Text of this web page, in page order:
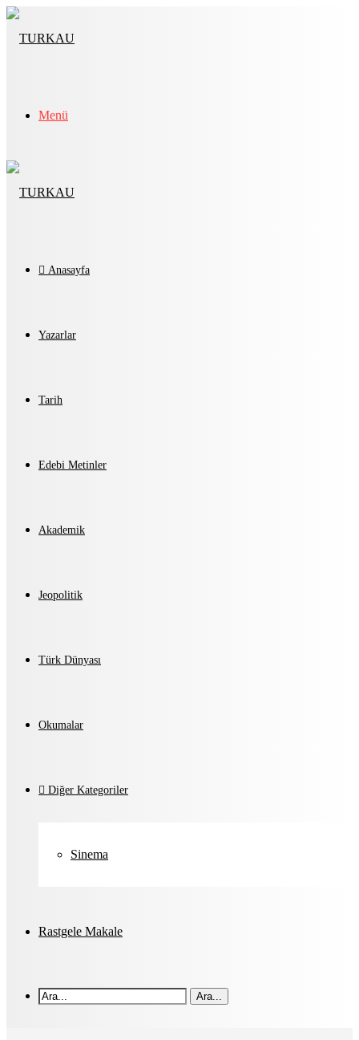
Menü
Anasayfa
Yazarlar
Tarih
Edebi Metinler
Akademik
Jeopolitik
Türk Dünyası
Okumalar
Diğer Kategoriler
Sinema
Rastgele Makale
Ara...